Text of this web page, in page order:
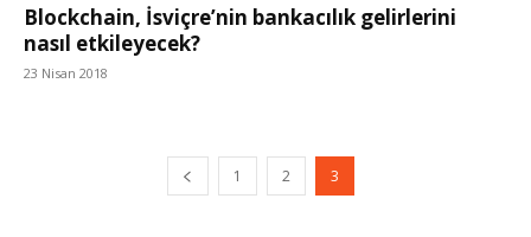
Blockchain, İsviçre’nin bankacılık gelirlerini
nasıl etkileyecek?
23 Nisan 2018
1 2 3